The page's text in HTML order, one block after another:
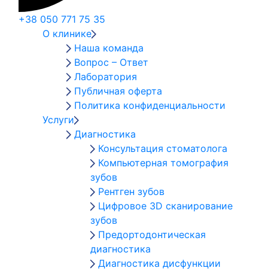
+38 050 771 75 35
О клинике
Наша команда
Вопрос – Ответ
Лаборатория
Публичная оферта
Политика конфиденциальности
Услуги
Диагностика
Консультация стоматолога
Компьютерная томография
зубов
Рентген зубов
Цифровое 3D сканирование
зубов
Предортодонтическая
диагностика
Диагностика дисфункции